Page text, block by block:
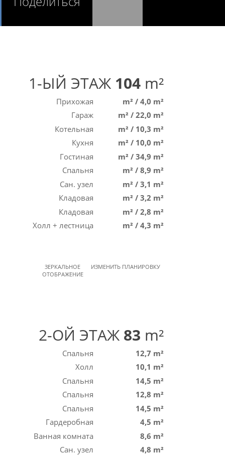
1-ЫЙ ЭТАЖ 104 m²
Прихожая m² / 4,0 m²
Гараж
m² / 22,0 m²
Котельная
m² / 10,3 m²
Кухня
m² / 10,0 m²
Гостиная
m² / 34,9 m²
Спальня
m² / 8,9 m²
Сан. узел
m² / 3,1 m²
Кладовая
m² / 3,2 m²
Кладовая
m² / 2,8 m²
Холл + лестница
m² / 4,3 m²
ЗЕРКАЛЬНОЕ
ОТОБРАЖЕНИЕ
ИЗМЕНИТЬ ПЛАНИРОВКУ
2-ОЙ ЭТАЖ 83 m²
Спальня
12,7 m²
Холл
10,1 m²
Спальня
14,5 m²
Спальня
12,8 m²
Спальня
14,5 m²
Гардеробная
4,5 m²
Ванная комната
8,6 m²
Сан. узел
4,8 m²